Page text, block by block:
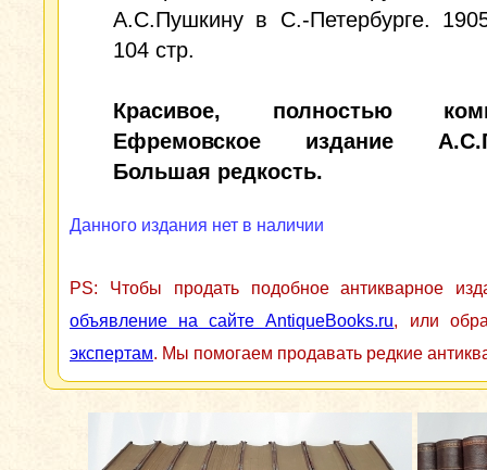
А.С.Пушкину в С.-Петербурге.
104 стр.
Красивое, полностью
Ефремовское издание
Большая редкость.
Данного издания нет в наличии
PS: Чтобы продать подобное антикварное
объявление на сайте AntiqueBooks.ru, или
экспертам. Мы помогаем продавать редкие